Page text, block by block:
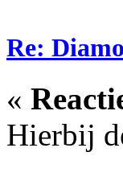
Re:
«
Hierbij